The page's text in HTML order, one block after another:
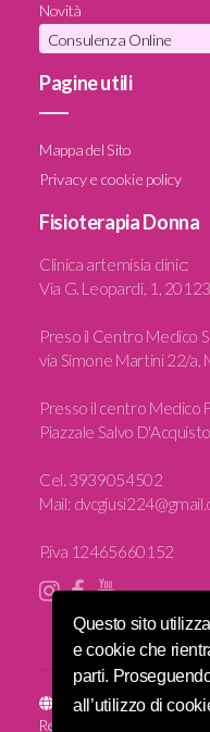
Questo sito
e cookie che
parti.
all’utilizzo di
Novità
Consulenza Online
Pagine utili
Mappa del Sito
Privacy e cookie policy
Fisioterapia Donna
Clinica artemisia clinic:
Via G. Leopardi, 1,
Preso il Centro Medico
via Simone Martini 22/a,
Presso il centro Medico
Piazzale Salvo
Cel. 3939054502
Mail:
P.iva 12465660152
Sito e posizionamento
Revolution.